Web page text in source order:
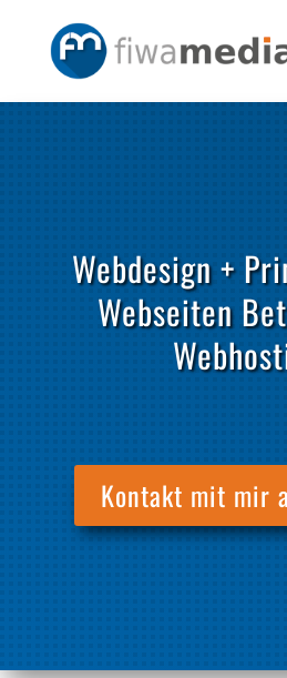
Webdesign +
Webseiten
Kontakt mit mir